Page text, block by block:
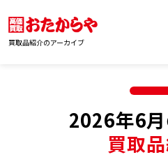
買取品紹介のアーカイブ
2026年6
買取